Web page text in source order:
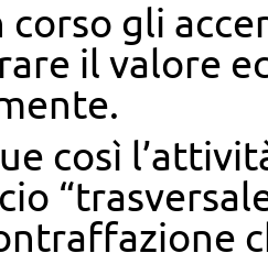
corso gli
il valore
così